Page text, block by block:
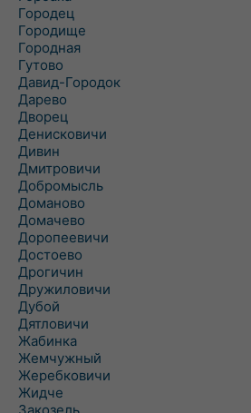
Городец
Городище
Городная
Гутово
Давид-Городок
Дарево
Дворец
Денисковичи
Дивин
Дмитровичи
Добромысль
Доманово
Домачево
Доропеевичи
Достоево
Дрогичин
Дружиловичи
Дубой
Дятловичи
Жабинка
Жемчужный
Жеребковичи
Жидче